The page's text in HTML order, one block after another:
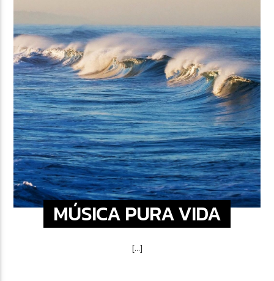
MÚSICA PURA VIDA
[...]